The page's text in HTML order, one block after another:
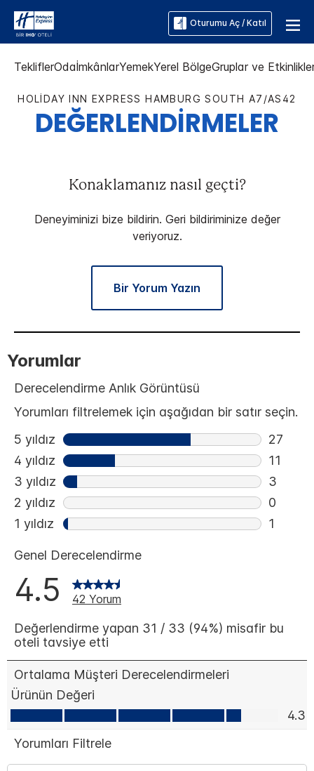
Oturumu Aç / Katıl
TekliflerOdaİmkânlarYemekYerel BölgeGruplar ve
HOLIDAY INN EXPRESS HAMBURG SOUTH A7/AS42
DEĞERLENDİRMELER
Konaklamanız nasıl geçti?
Deneyiminizi bize bildirin. Geri bildiriminize değer
veriyoruz.
Bir Yorum Yazın